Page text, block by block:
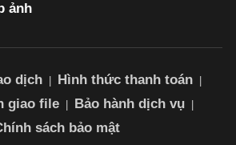
ảnh
dịch Hình thức thanh toán
giao file Bảo hành dịch vụ
sách bảo mật